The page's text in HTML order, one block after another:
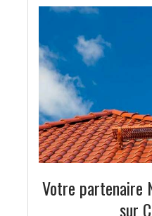
Votre partenaire
sur